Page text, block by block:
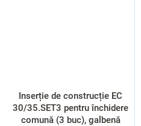
Inserție de construcție EC
30/35.SET3 pentru închidere
comună (3 buc), galbenă